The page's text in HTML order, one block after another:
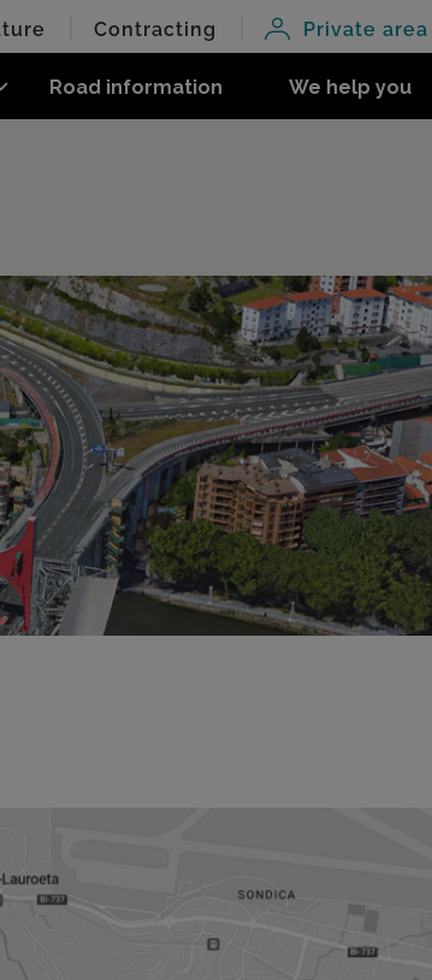
Road information We help you
Contracting Private area